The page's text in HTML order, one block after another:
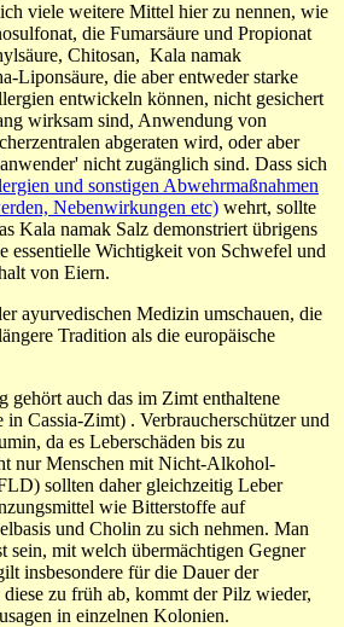
viele weitere Mittel hier zu nennen, wie
die Fumarsäure und Propionat
Chitosan, Kala namak
Liponsäure, die aber entweder starke
entwickeln können, nicht gesichert
wirksam sind, Anwendung von
abgeraten wird, oder aber
nicht zugänglich sind. Dass sich
und sonstigen Abwehrmaßnahmen
Nebenwirkungen etc) wehrt, sollte
Kala namak Salz demonstriert übrigens
essentielle Wichtigkeit von Schwefel und
von Eiern.
ayurvedischen Medizin umschauen, die
Tradition als die europäische
gehört auch das im Zimt enthaltene
in Cassia-Zimt) . Verbraucherschützer und
da es Leberschäden bis zu
nur Menschen mit Nicht-Alkohol-
sollten daher gleichzeitig Leber
wie Bitterstoffe auf
und Cholin zu sich nehmen. Man
sein, mit welch übermächtigen Gegner
insbesondere für die Dauer der
zu früh ab, kommt der Pilz wieder,
in einzelnen Kolonien.